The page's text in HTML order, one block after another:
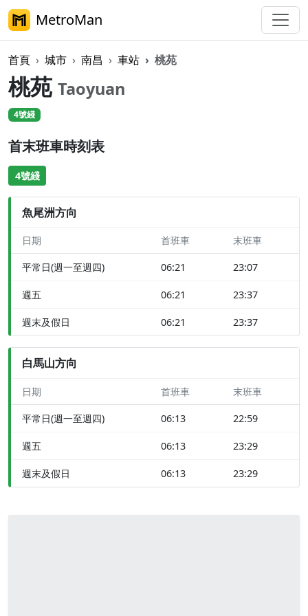
MetroMan
首頁 城市 南昌 車站 桃苑
桃苑 Taoyuan
4號綫
首末班車時刻表
4號綫
魚尾洲方向
日期 首班車 末班車
平常日(週一至週四) 06:21 23:07
週五 06:21 23:37
週末及假日 06:21 23:37
白馬山方向
日期 首班車 末班車
平常日(週一至週四) 06:13 22:59
週五 06:13 23:29
週末及假日 06:13 23:29